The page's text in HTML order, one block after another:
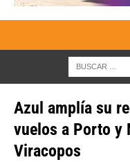
Azul amplía su
vuelos a Porto y
Viracopos